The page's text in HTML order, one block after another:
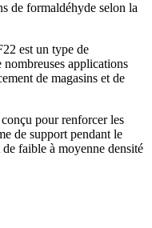
de formaldéhyde selon la
est un type de
applications
de magasins et de
pour renforcer les
de support pendant le
faible à moyenne densité